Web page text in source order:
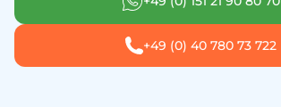
+49 (0) 40 780 73 722